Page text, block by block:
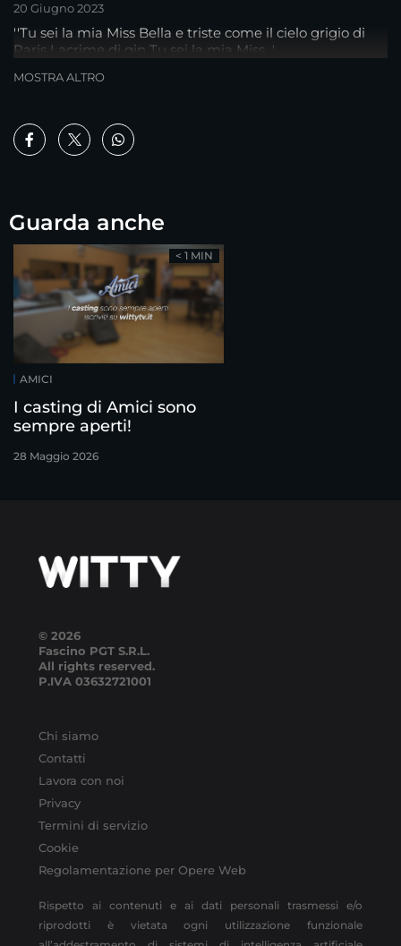
20 Giugno 2023
''Tu sei la mia Miss Bella e triste come il cielo grigio di
Paris Lacrime di gin Tu sei la mia Miss...'
MOSTRA ALTRO
Guarda anche
AMICI
I casting di Amici sono
sempre aperti!
28 Maggio 2026
< 1 MIN
© 2026
Fascino PGT S.R.L.
All rights reserved.
P.IVA 03632721001
Chi siamo
Contatti
Lavora con noi
Privacy
Termini di servizio
Cookie
Regolamentazione per Opere Web
Rispetto ai contenuti e ai dati personali trasmessi e/o
riprodotti è vietata ogni utilizzazione funzionale